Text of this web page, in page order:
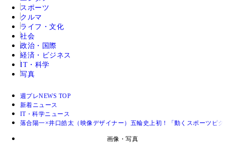
スポーツ
クルマ
ライフ・文化
社会
政治・国際
経済・ビジネス
IT・科学
写真
週プレNEWS TOP
新着ニュース
IT・科学ニュース
落合陽一×井口皓太（映像デザイナー）五輪史上初！「動くスポーツピ
画像・写真